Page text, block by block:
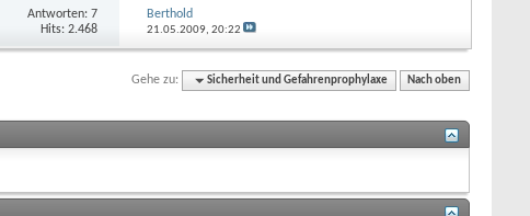
Antworten: 7
Hits: 2.468
Berthold
21.05.2009, 20:22
Gehe zu: Sicherheit und Gefahrenprophylaxe Nach oben